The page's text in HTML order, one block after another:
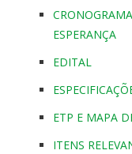
ESPERANÇA
EDITAL
ETP E MAPA
ITENS